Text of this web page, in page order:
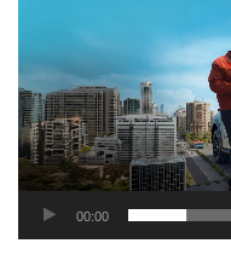
00:00